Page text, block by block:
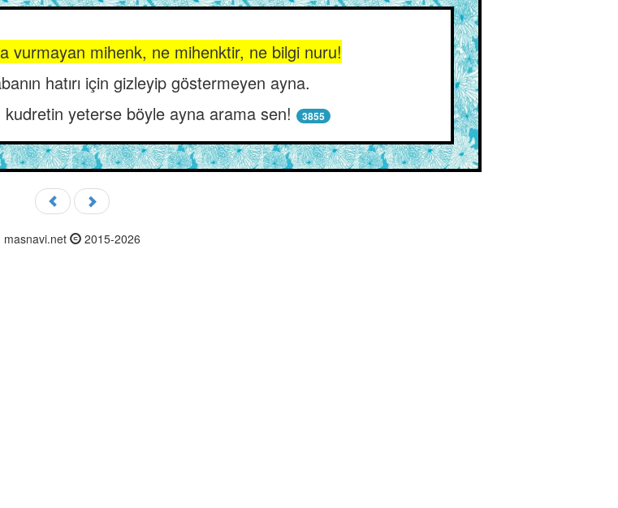
vurmayan mihenk, ne mihenktir, ne bilgi nuru!
hatırı için gizleyip göstermeyen ayna.
kudretin yeterse böyle ayna arama sen!
3855
masnavi.net 2015-2026